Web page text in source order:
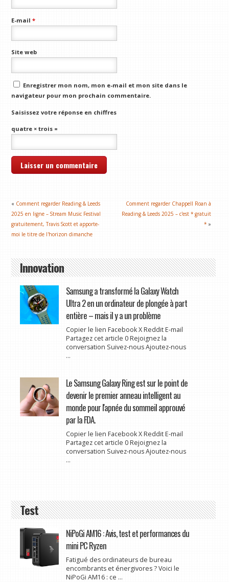
E-mail*
Site web
Enregistrer mon nom, mon e-mail et mon site dans le
navigateur pour mon prochain commentaire.
Saisissez votre réponse en chiffres
quatre × trois =
« Comment regarder Reading & Leeds
2025 en ligne – Stream Music Festival
gratuitement, Travis Scott et apporte-
moi le titre de l'horizon dimanche
Comment regarder Chappell Roan à
Reading & Leeds 2025 – c'est * gratuit
* »
Innovation
Samsung a transformé la Galaxy Watch
Ultra 2 en un ordinateur de plongée à part
entière – mais il y a un problème
Copier le lien Facebook X Reddit E-mail
Partagez cet article 0 Rejoignez la
conversation Suivez-nous Ajoutez-nous
...
Le Samsung Galaxy Ring est sur le point de
devenir le premier anneau intelligent au
monde pour l'apnée du sommeil approuvé
par la FDA.
Copier le lien Facebook X Reddit E-mail
Partagez cet article 0 Rejoignez la
conversation Suivez-nous Ajoutez-nous
...
Test
NiPoGi AM16 : Avis, test et performances du
mini PC Ryzen
Fatigué des ordinateurs de bureau
encombrants et énergivores ? Voici le
NiPoGi AM16 : ce ...